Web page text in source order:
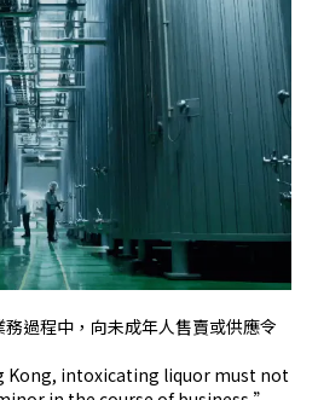
務過程中，向未成年人售賣或供應令
Kong, intoxicating liquor must not